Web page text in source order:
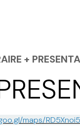
+
maps/